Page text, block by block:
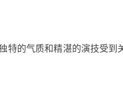
特的气质和精湛的演技受